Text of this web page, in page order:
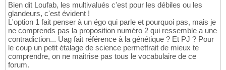
Bien dit Loufab, les multivalués c'est pour les débiles ou les
glandeurs, c'est évident !
L'option 1 fait penser à un égo qui parle et pourquoi pas, mais je
ne comprends pas la proposition numéro 2 qui ressemble a une
contradiction... Uag fait référence à la génétique ? Et PJ ? Pour
le coup un petit étalage de science permettrait de mieux te
comprendre, on ne maitrise pas tous le vocabulaire de ce
forum.